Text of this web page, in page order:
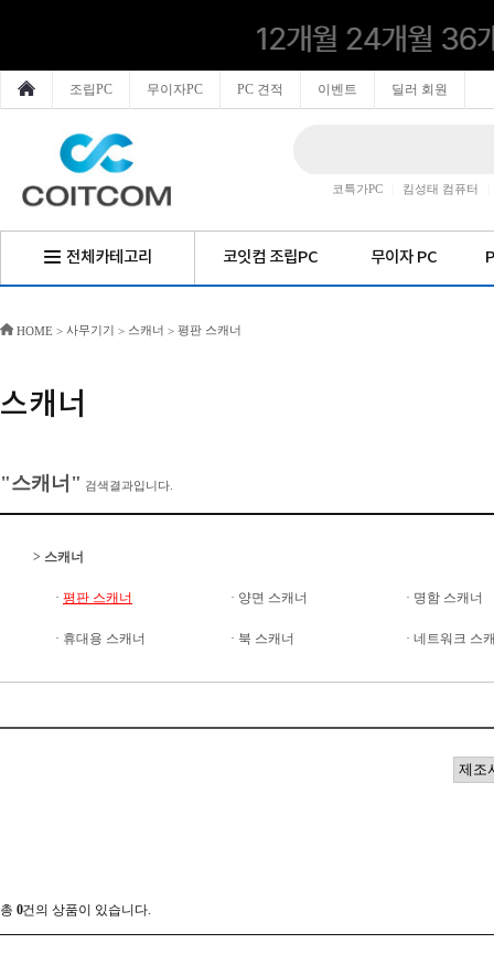
조립PC 무이자PC PC 견적 이벤트 딜러 회원
코특가PC 킴성태 컴퓨터
전체카테고리 코잇컴 조립PC 무이자 PC
HOME > 사무기기 > 스캐너 > 평판 스캐너
스캐너
"스캐너" 검색결과입니다.
> 스캐너
· 평판 스캐너 · 양면 스캐너 · 명함 스캐너
· 휴대용 스캐너 · 북 스캐너 · 네트워크 스